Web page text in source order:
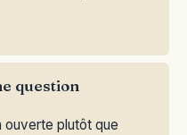
question
ouverte plutôt que